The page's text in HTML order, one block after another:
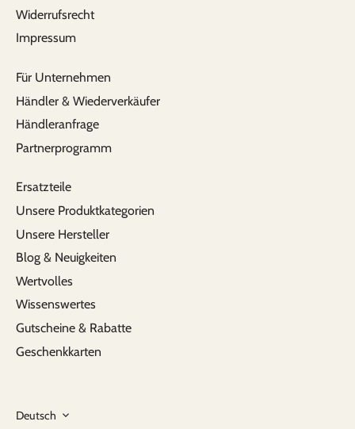
Widerrufsrecht
Impressum
Für Unternehmen
Händler & Wiederverkäufer
Händleranfrage
Partnerprogramm
Ersatzteile
Unsere Produktkategorien
Unsere Hersteller
Blog & Neuigkeiten
Wertvolles
Wissenswertes
Gutscheine & Rabatte
Geschenkkarten
Sprache
Deutsch